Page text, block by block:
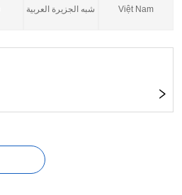
شبه الجزيرة العربية Việt Nam